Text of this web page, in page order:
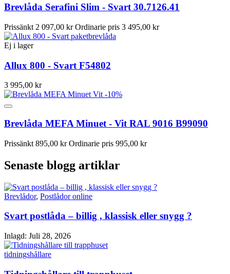
Brevlåda Serafini Slim - Svart 30.7126.41
Prissänkt 2 097,00 kr Ordinarie pris 3 495,00 kr
Ej i lager
Allux 800 - Svart F54802
3 995,00 kr
-10%
Brevlåda MEFA Minuet - Vit RAL 9016 B99090
Prissänkt 895,00 kr Ordinarie pris 995,00 kr
Senaste blogg artiklar
Brevlådor, Postlådor online
Svart postlåda – billig , klassisk eller snygg ?
Inlagd: Juli 28, 2026
tidningshållare